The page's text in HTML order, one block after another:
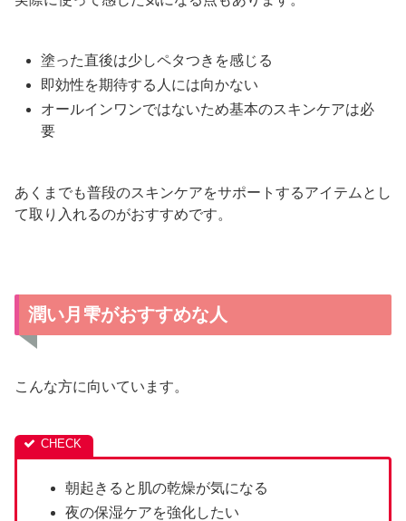
塗った直後は少しペタつきを感じる
即効性を期待する人には向かない
オールインワンではないため基本のスキンケアは必
要
あくまでも普段のスキンケアをサポートするアイテムとし
て取り入れるのがおすすめです。
潤い月雫がおすすめな人
こんな方に向いています。
朝起きると肌の乾燥が気になる
夜の保湿ケアを強化したい